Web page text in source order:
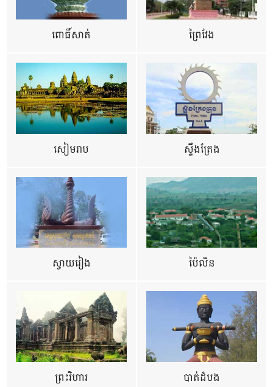
ពោធិ៍សាត់ ព្រៃវែង
សៀមរាប ស្ទឹងត្រែង
ស្វាយរៀង ប៉ៃលិន
ព្រះវិហារ បាត់ដំបង